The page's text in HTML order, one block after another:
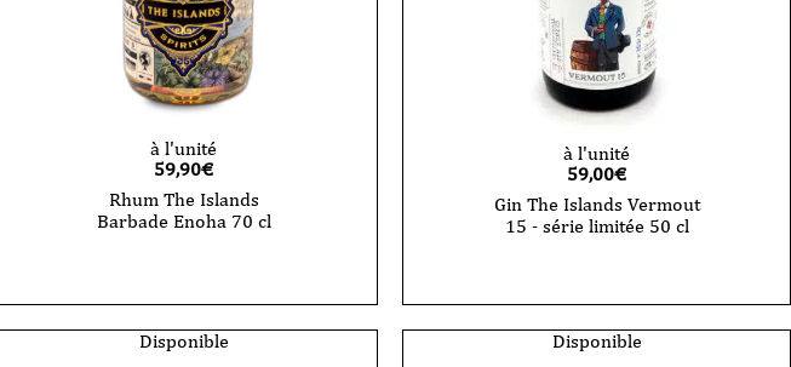
à l'unité
59,90€
Rhum The Islands
Barbade Enoha 70 cl
à l'unité
59,00€
Gin The Islands Vermout
15 - série limitée 50 cl
Disponible Disponible